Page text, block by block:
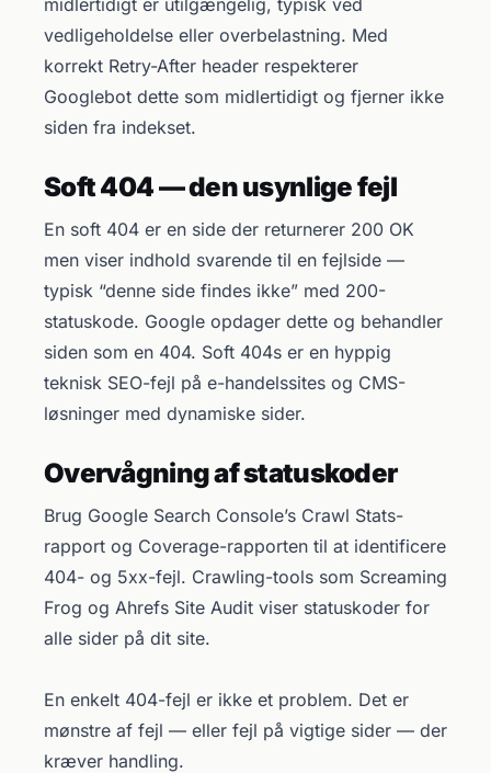
midlertidigt er utilgængelig, typisk ved
vedligeholdelse eller overbelastning. Med
korrekt Retry-After header respekterer
Googlebot dette som midlertidigt og fjerner ikke
siden fra indekset.
Soft 404 — den usynlige fejl
En soft 404 er en side der returnerer 200 OK
men viser indhold svarende til en fejlside —
typisk “denne side findes ikke” med 200-
statuskode. Google opdager dette og behandler
siden som en 404. Soft 404s er en hyppig
teknisk SEO-fejl på e-handelssites og CMS-
løsninger med dynamiske sider.
Overvågning af statuskoder
Brug Google Search Console’s Crawl Stats-
rapport og Coverage-rapporten til at identificere
404- og 5xx-fejl. Crawling-tools som Screaming
Frog og Ahrefs Site Audit viser statuskoder for
alle sider på dit site.
En enkelt 404-fejl er ikke et problem. Det er
mønstre af fejl — eller fejl på vigtige sider — der
kræver handling.